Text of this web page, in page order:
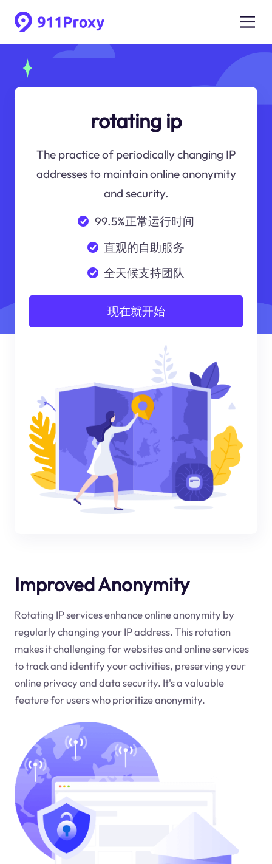
rotating ip
The practice of periodically changing IP
addresses to maintain online anonymity
and security.
99.5%正常运行时间
直观的自助服务
全天候支持团队
现在就开始
Improved Anonymity
Rotating IP services enhance online anonymity by
regularly changing your IP address. This rotation
makes it challenging for websites and online services
to track and identify your activities, preserving your
online privacy and data security. It's a valuable
feature for users who prioritize anonymity.